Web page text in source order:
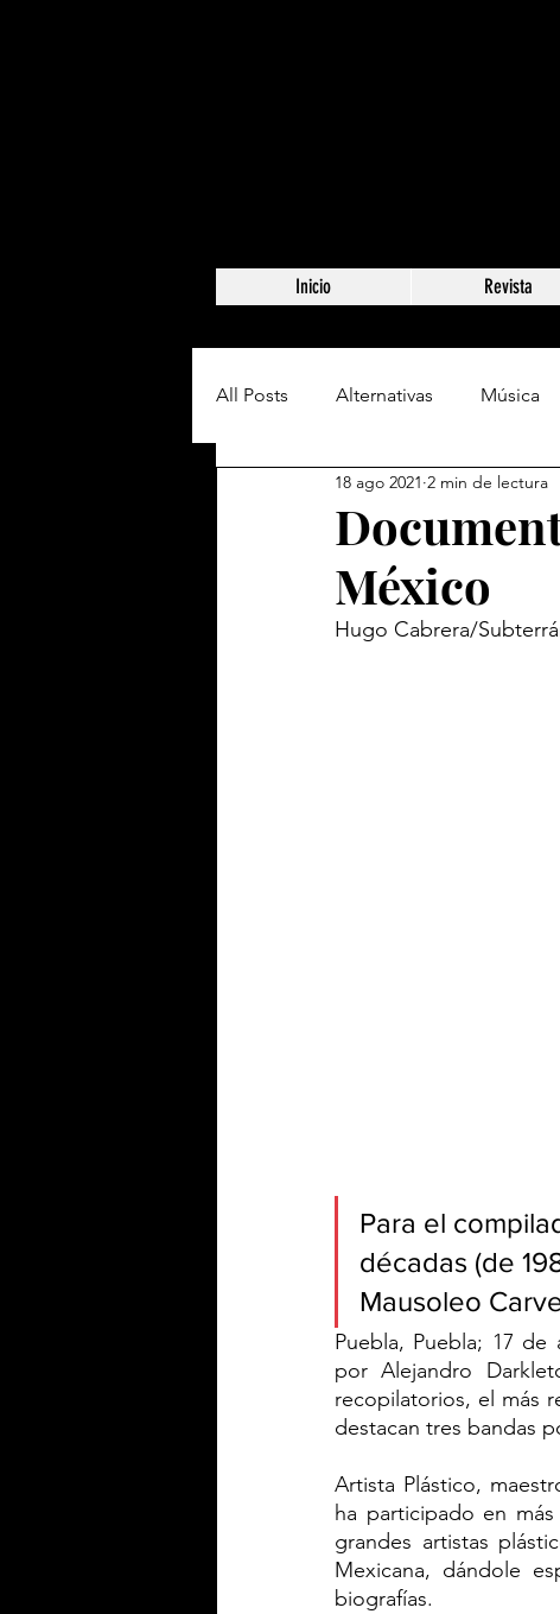
Inicio Revista
All Posts Alternativas Música
México
18 ago 2021 2 min de lectura
Hugo Cabrera/
Para el
décadas (de
Mausoleo
Puebla, Puebla; 17 de
por Alejandro
recopilatorios, el más
destacan tres bandas
Artista Plástico,
ha participado en
grandes artistas
Mexicana, dándole
biografías.